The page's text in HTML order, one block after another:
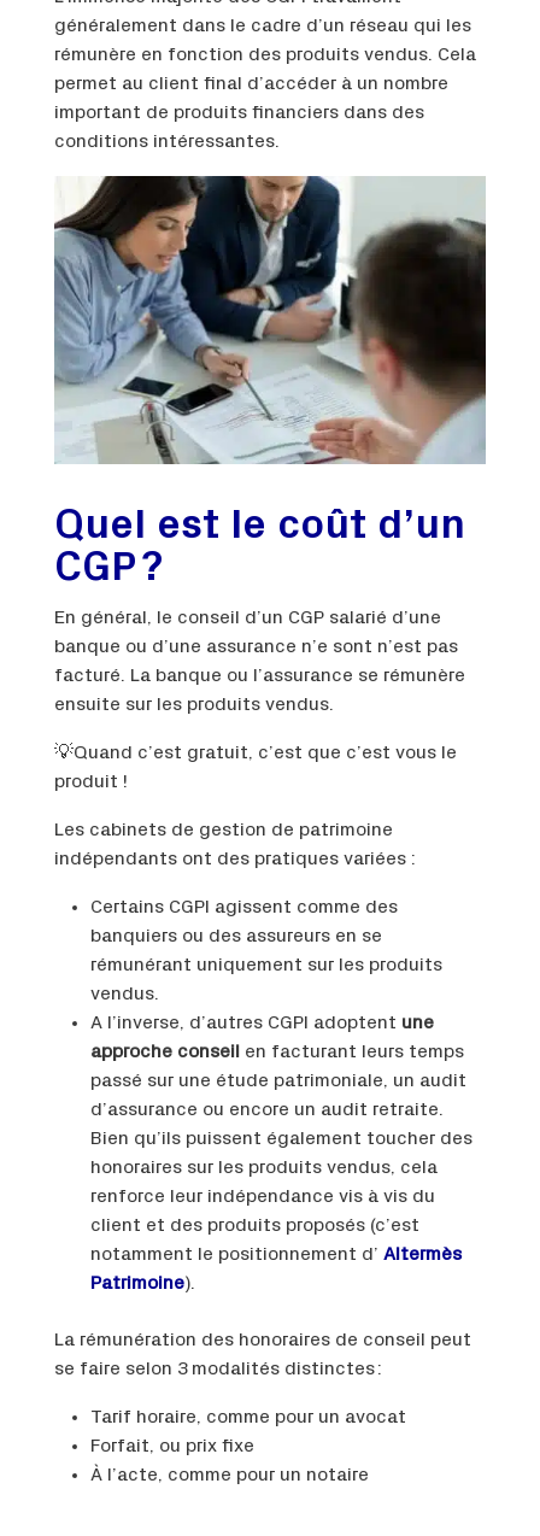
généralement dans le cadre d’un réseau qui les
rémunère en fonction des produits vendus. Cela
permet au client final d’accéder à un nombre
important de produits financiers dans des
conditions intéressantes.
Quel est le coût d’un
CGP ?
En général, le conseil d’un CGP salarié d’une
banque ou d’une assurance n’e sont n’est pas
facturé. La banque ou l’assurance se rémunère
ensuite sur les produits vendus.
💡Quand c’est gratuit, c’est que c’est vous le
produit !
Les cabinets de gestion de patrimoine
indépendants ont des pratiques variées :
Certains CGPI agissent comme des
banquiers ou des assureurs en se
rémunérant uniquement sur les produits
vendus.
A l’inverse, d’autres CGPI adoptent une
approche conseilen facturant leurs temps
passé sur une étude patrimoniale, un audit
d’assurance ou encore un audit retraite.
Bien qu’ils puissent également toucher des
honoraires sur les produits vendus, cela
renforce leur indépendance vis à vis du
client et des produits proposés (c’est
notamment le positionnement d’ Altermès
Patrimoine).
La rémunération des honoraires de conseil peut
se faire selon 3 modalités distinctes :
Tarif horaire, comme pour un avocat
Forfait, ou prix fixe
À l’acte, comme pour un notaire